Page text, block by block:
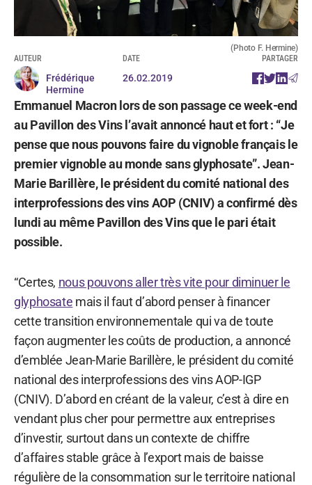
(Photo F. Hermine)
AUTEUR
Frédérique
Hermine
DATE
26.02.2019
PARTAGER
Emmanuel Macron lors de son passage ce week-end
au Pavillon des Vins l’avait annoncé haut et fort : “Je
pense que nous pouvons faire du vignoble français le
premier vignoble au monde sans glyphosate”. Jean-
Marie Barillère, le président du comité national des
interprofessions des vins AOP (CNIV) a confirmé dès
lundi au même Pavillon des Vins que le pari était
possible.
“Certes, nous pouvons aller très vite pour diminuer le
glyphosate mais il faut d’abord penser à financer
cette transition environnementale qui va de toute
façon augmenter les coûts de production, a annoncé
d’emblée Jean-Marie Barillère, le président du comité
national des interprofessions des vins AOP-IGP
(CNIV). D’abord en créant de la valeur, c’est à dire en
vendant plus cher pour permettre aux entreprises
d’investir, surtout dans un contexte de chiffre
d’affaires stable grâce à l’export mais de baisse
régulière de la consommation sur le territoire national